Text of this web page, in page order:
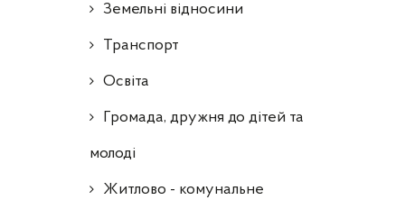
Земельні відносини
Транспорт
Освіта
Громада, дружня до дітей та
молоді
Житлово - комунальне